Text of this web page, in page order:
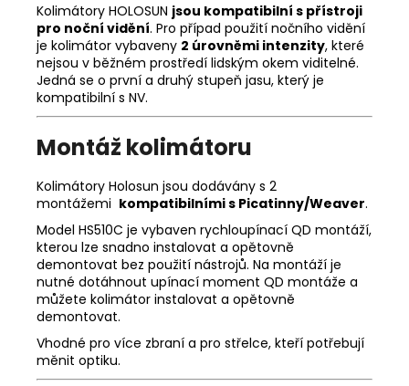
Kolimátory HOLOSUN jsou kompatibilní s přístroji
pro noční vidění. Pro případ použití nočního vidění
je kolimátor vybaveny 2 úrovněmi intenzity, které
nejsou v běžném prostředí lidským okem viditelné.
Jedná se o první a druhý stupeň jasu, který je
kompatibilní s NV.
Montáž kolimátoru
Kolimátory Holosun jsou dodávány s 2
montážemi kompatibilními s Picatinny/Weaver.
Model HS510C je vybaven rychloupínací QD montáží,
kterou lze snadno instalovat a opětovně
demontovat bez použití nástrojů. Na montáží je
nutné dotáhnout upínací moment QD montáže a
můžete kolimátor instalovat a opětovně
demontovat.
Vhodné pro více zbraní a pro střelce, kteří potřebují
měnit optiku.